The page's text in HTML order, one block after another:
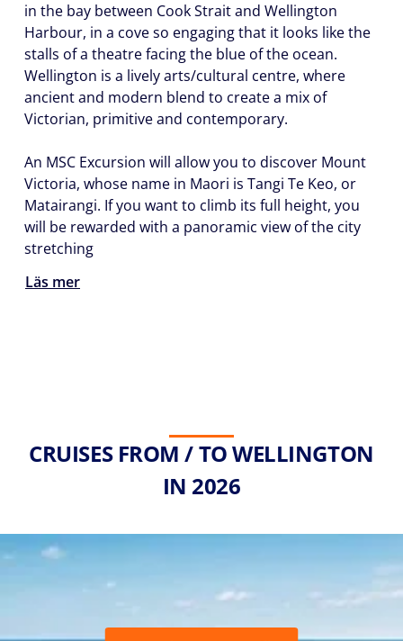
in the bay between Cook Strait and Wellington
Harbour, in a cove so engaging that it looks like the
stalls of a theatre facing the blue of the ocean.
Wellington is a lively arts/cultural centre, where
ancient and modern blend to create a mix of
Victorian, primitive and contemporary.
An MSC Excursion will allow you to discover Mount
Victoria, whose name in Maori is Tangi Te Keo, or
Matairangi. If you want to climb its full height, you
will be rewarded with a panoramic view of the city
stretching
Läs mer
CRUISES FROM / TO WELLINGTON
IN 2026